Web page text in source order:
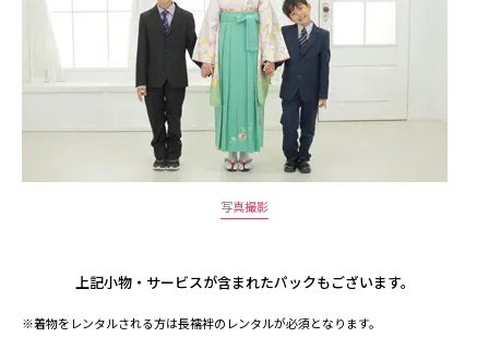
写真撮影
上記小物・サービスが含まれたパックもございます。
※着物をレンタルされる方は長襦袢のレンタルが必須となります。